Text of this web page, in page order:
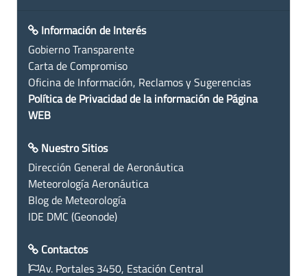
Información de Interés
Gobierno Transparente
Carta de Compromiso
Oficina de Información, Reclamos y Sugerencias
Política de Privacidad de la información de Página
WEB
Nuestro Sitios
Dirección General de Aeronáutica
Meteorología Aeronáutica
Blog de Meteorología
IDE DMC (Geonode)
Contactos
Av. Portales 3450, Estación Central